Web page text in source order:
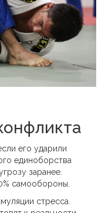
его ударили
единоборства
заранее.
самообороны.
стресса.